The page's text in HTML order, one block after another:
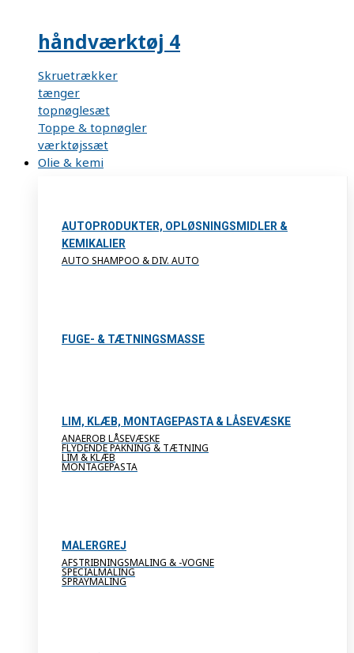
håndværktøj 4
Skruetrækker
tænger
topnøglesæt
Toppe & topnøgler
værktøjssæt
Olie & kemi
AUTOPRODUKTER, OPLØSNINGSMIDLER &
KEMIKALIER
AUTO SHAMPOO & DIV. AUTO
FUGE- & TÆTNINGSMASSE
LIM, KLÆB, MONTAGEPASTA & LÅSEVÆSKE
ANAEROB LÅSEVÆSKE
FLYDENDE PAKNING & TÆTNING
LIM & KLÆB
MONTAGEPASTA
MALERGREJ
AFSTRIBNINGSMALING & -VOGNE
SPECIALMALING
SPRAYMALING